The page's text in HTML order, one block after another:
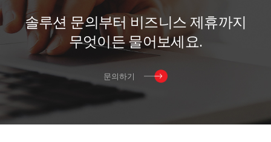
솔루션 문의 부터 비 즈니 스 제 휴까지
무엇이든물어 보세 요.
문의하기